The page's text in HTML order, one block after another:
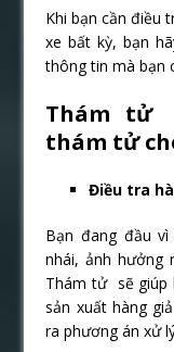
Khi bạn cần điều
xe bất kỳ, bạn
thông tin mà bạn
Thám tử
thám tử
Điều tra
Bạn đang đầu
nhái, ảnh hưởng
Thám tử sẽ giúp
sản xuất hàng
ra phương án xử